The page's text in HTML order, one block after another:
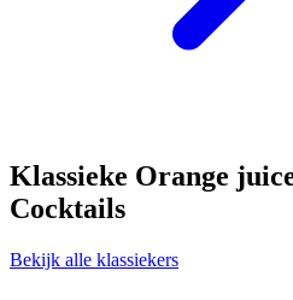
Klassieke Orange
Cocktails
Bekijk alle klassiekers